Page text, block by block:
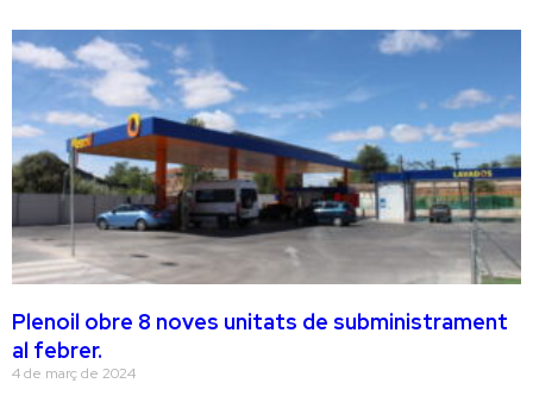
Plenoil obre 8 noves unitats de subministrament
al febrer.
4 de març de 2024